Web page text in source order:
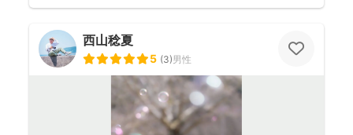
西山稔夏
5 (3)男性